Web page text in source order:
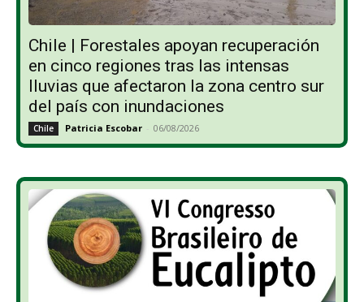
Chile | Forestales apoyan recuperación
en cinco regiones tras las intensas
lluvias que afectaron la zona centro sur
del país con inundaciones
Chile Patricia Escobar - 06/08/2026